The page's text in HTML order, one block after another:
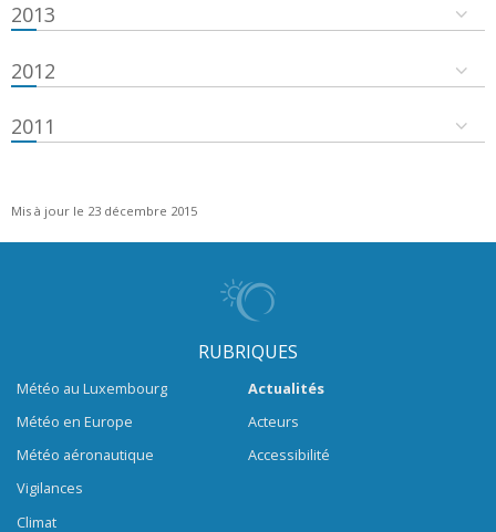
2013
2012
2011
Mis à jour le 23 décembre 2015
RUBRIQUES
Météo au Luxembourg
Météo en Europe
Météo aéronautique
Vigilances
Climat
Actualités
Acteurs
Accessibilité